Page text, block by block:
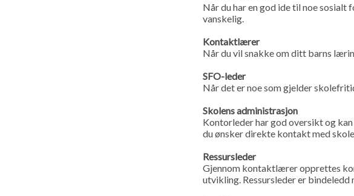
Når du har en god ide til noe sosialt
vanskelig.
Kontaktlærer
Når du vil snakke om ditt barns
SFO-leder
Når det er noe som gjelder
Skolens administrasjon
Kontorleder har god oversikt og
du ønsker direkte kontakt med
Ressursleder
Gjennom kontaktlærer opprettes
utvikling. Ressursleder er